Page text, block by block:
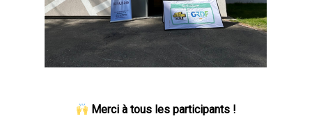
Merci à tous les participants !